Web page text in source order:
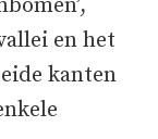
en het
kanten